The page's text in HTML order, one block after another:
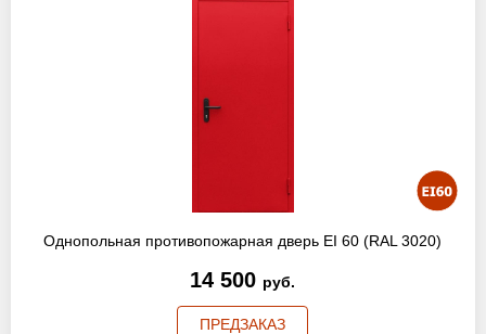
Однопольная противопожарная дверь EI 60 (RAL 3020)
14 500 руб.
ПРЕДЗАКАЗ